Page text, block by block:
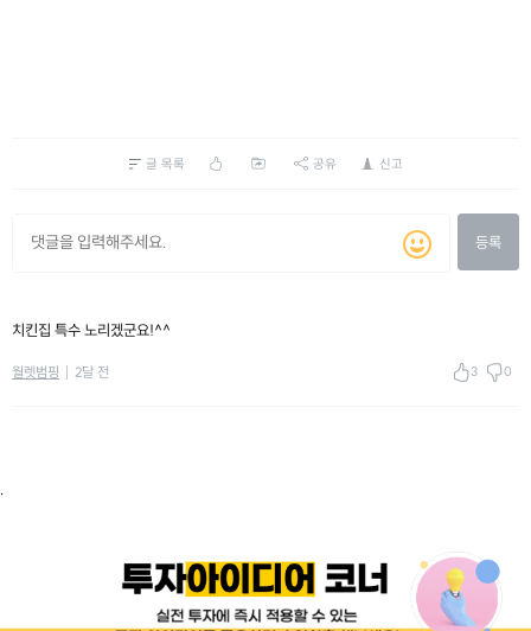
글 목록 공유 신고
등록
치킨집 특수 노리겠군요!^^
월렛범핑 2달 전 3 0
.